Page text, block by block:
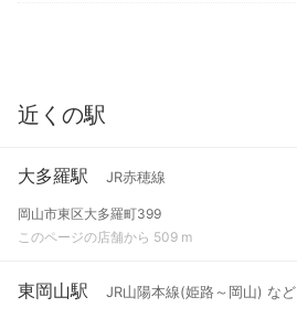
近くの駅
大多羅駅 JR赤穂線
岡山市東区大多羅町399
このページの店舗から 509 m
東岡山駅 JR山陽本線(姫路～岡山) など